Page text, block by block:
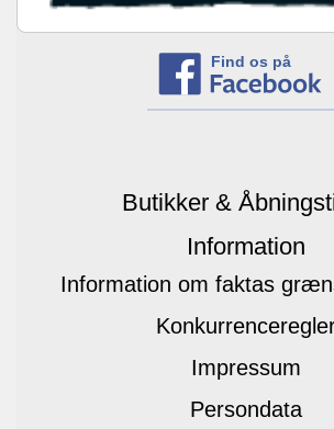
Find os på
Butikker &
Information
Information om faktas
Impressum
Persondata